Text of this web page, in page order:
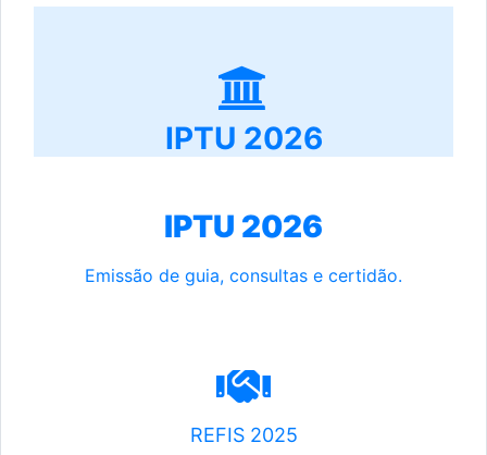
IPTU 2026
IPTU 2026
Emissão de guia, consultas e certidão.
REFIS 2025